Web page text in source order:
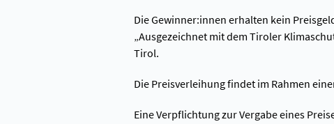
Die Gewinner:innen erhalten kein
„Ausgezeichnet mit dem Tiroler
Tirol.
Die Preisverleihung findet im Rahmen
Eine Verpflichtung zur Vergabe eines